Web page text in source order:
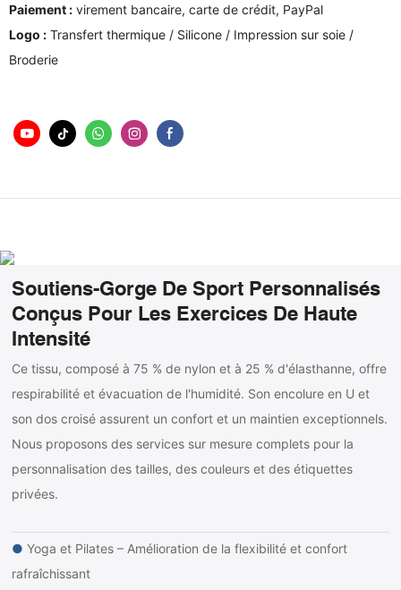
Paiement : virement bancaire, carte de crédit, PayPal
Logo : Transfert thermique / Silicone / Impression sur soie /
Broderie
Soutiens-Gorge De Sport Personnalisés
Conçus Pour Les Exercices De Haute
Intensité
Ce tissu, composé à 75 % de nylon et à 25 % d'élasthanne, offre
respirabilité et évacuation de l'humidité. Son encolure en U et
son dos croisé assurent un confort et un maintien exceptionnels.
Nous proposons des services sur mesure complets pour la
personnalisation des tailles, des couleurs et des étiquettes
privées.
● Yoga et Pilates – Amélioration de la flexibilité et confort
rafraîchissant